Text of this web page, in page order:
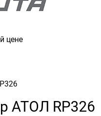
цене
АТОЛ RP326